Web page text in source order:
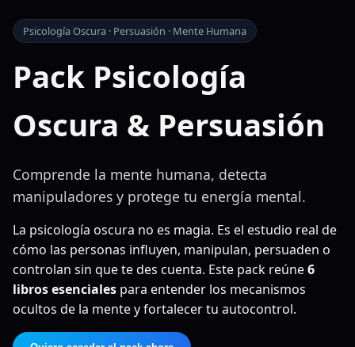
Psicología Oscura · Persuasión · Mente Humana
Pack Psicología
Oscura & Persuasión
Comprende la mente humana, detecta
manipuladores y protege tu energía mental.
La psicología oscura no es magia. Es el estudio real de
cómo las personas influyen, manipulan, persuaden o
controlan sin que te des cuenta. Este pack reúne6
libros esenciales para entender los mecanismos
ocultos de la mente y fortalecer tu autocontrol.